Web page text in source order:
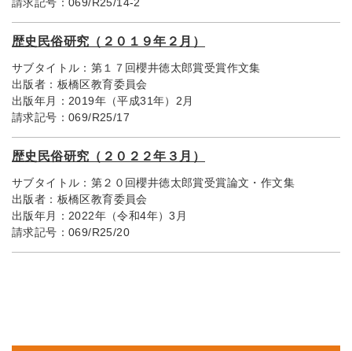
歴史民俗研究（２０１９年２月）
サブタイトル： 第１７回櫻井徳太郎賞受賞作文集
出版者： 板橋区教育委員会
出版年月： 2019年（平成31年）2月
請求記号： 069/R25/17
歴史民俗研究（２０２２年３月）
サブタイトル： 第２０回櫻井徳太郎賞受賞論文・作文集
出版者： 板橋区教育委員会
出版年月： 2022年（令和4年）3月
請求記号： 069/R25/20